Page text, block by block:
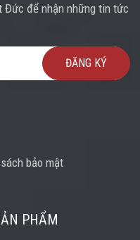
Đức để nhận những tin tức
bảo mật
PHẨM